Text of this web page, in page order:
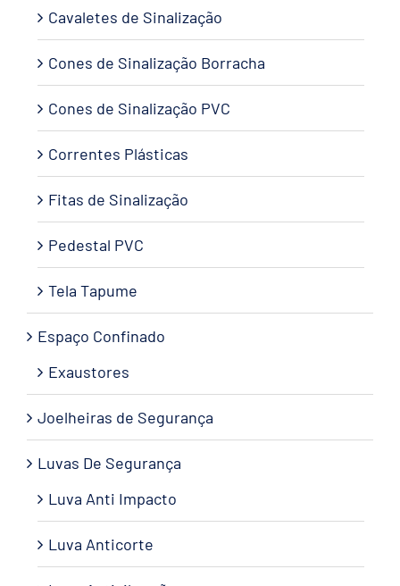
Cavaletes de Sinalização
Cones de Sinalização Borracha
Cones de Sinalização PVC
Correntes Plásticas
Fitas de Sinalização
Pedestal PVC
Tela Tapume
Espaço Confinado
Exaustores
Joelheiras de Segurança
Luvas De Segurança
Luva Anti Impacto
Luva Anticorte